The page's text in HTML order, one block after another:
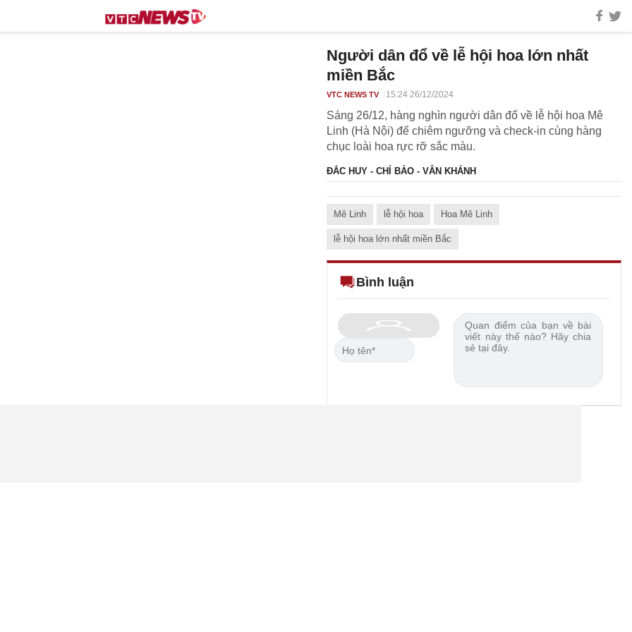
Người dân đổ về lễ hội hoa lớn nhất
miền Bắc
VTC NEWS TV 15:24 26/12/2024
Sáng 26/12, hàng nghìn người dân đổ về lễ hội hoa Mê
Linh (Hà Nội) để chiêm ngưỡng và check-in cùng hàng
chục loài hoa rực rỡ sắc màu.
ĐẮC HUY - CHÍ BẢO - VÂN KHÁNH
Mê Linh lễ hội hoa Hoa Mê Linh
lễ hội hoa lớn nhất miền Bắc
Bình luận